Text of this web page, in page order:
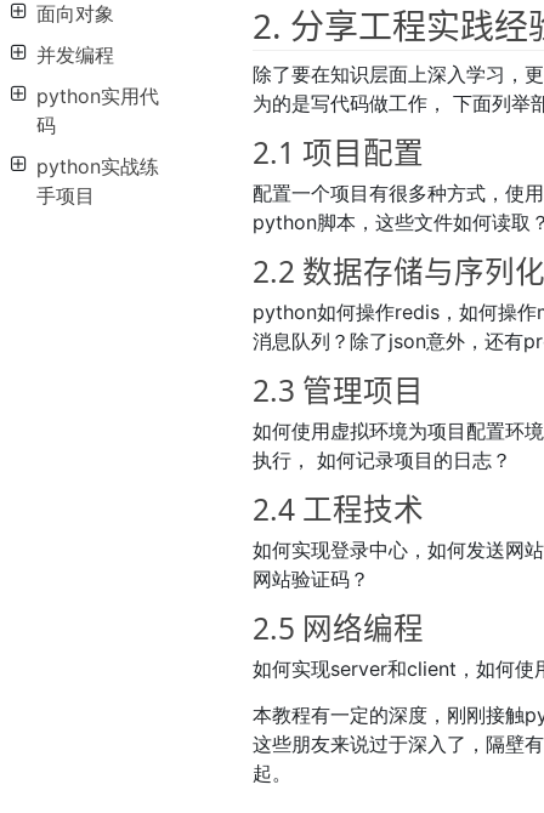
面向对象
并发编程
python实用代
码
python实战练
手项目
2. 分享工程实践经
除了要在知识层面上深入学习，
为的是写代码做工作， 下面列举
2.1 项目配置
配置一个项目有很多种方式，使
python脚本，这些文件如何读取
2.2 数据存储与序列
python如何操作redis，如何操
消息队列？除了json意外，还有
2.3 管理项目
如何使用虚拟环境为项目配置环
执行， 如何记录项目的日志？
2.4 工程技术
如何实现登录中心，如何发送网
网站验证码？
2.5 网络编程
如何实现server和client，如何使
本教程有一定的深度，刚刚接触
这些朋友来说过于深入了，隔壁
起。